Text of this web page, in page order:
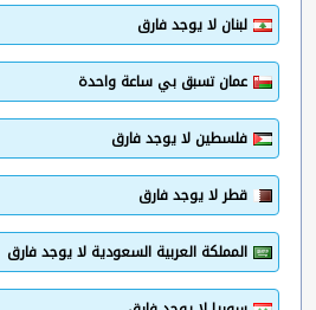
لبنان لا يوجد فارق
عمان تسبق بي ساعة واحدة
فلسطين لا يوجد فارق
قطر لا يوجد فارق
المملكة العربية السعودية لا يوجد فارق